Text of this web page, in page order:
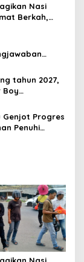
Nasi
Berkah,
KKPMP ke-15
tahun 2027,
Boy
mengajak
untuk terus
Genjot Progres
Penuhi
Nasi